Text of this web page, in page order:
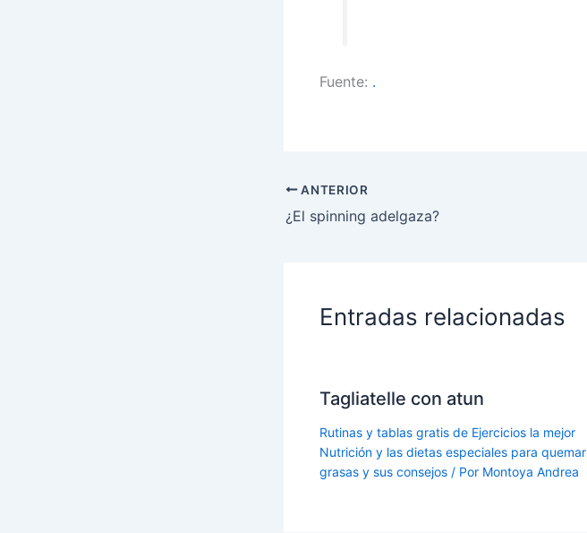
Fuente: .
ANTERIOR
¿El spinning adelgaza?
Entradas relacionadas
Tagliatelle con atun
Rutinas y tablas gratis de Ejercicios la mejor
Nutrición y las dietas especiales para quemar
grasas y sus consejos / Por Montoya Andrea